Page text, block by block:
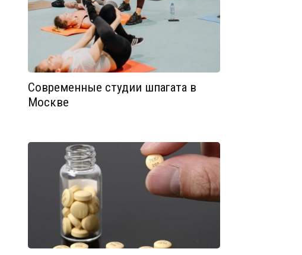
Современные студии шпагата в
Москве